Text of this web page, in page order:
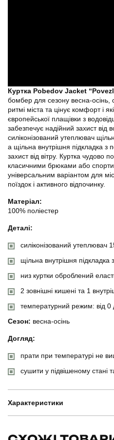
Куртка Pobedov Jacket
бомбер для сезону весна-осінь,
ритмі міста та цінує комфорт і
європейської плащівки з
забезпечує надійний захист від
силіконізований утеплювач
а щільна внутрішня підкладка з
захист від вітру. Куртка чудово
класичними брюками або
універсальним варіантом для
поїздок і активного відпочинку.
Матеріал:
100% поліестер
Деталі:
силіконізований утеплювач
щільна внутрішня підкладка
низ куртки оброблений
2 зовнішні кишені та 1
температурний режим: від 0
Сезон: весна-осінь
Догляд:
прати при температурі не
сушити у підвішеному стані
Характеристики